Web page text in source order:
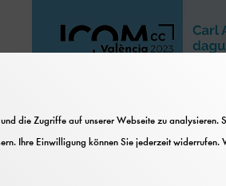
Bild: Deutsches Museum | ICOM-CC
die Zugriffe auf unserer Webseite zu analysieren.
Ihre Einwilligung können Sie jederzeit widerrufen.